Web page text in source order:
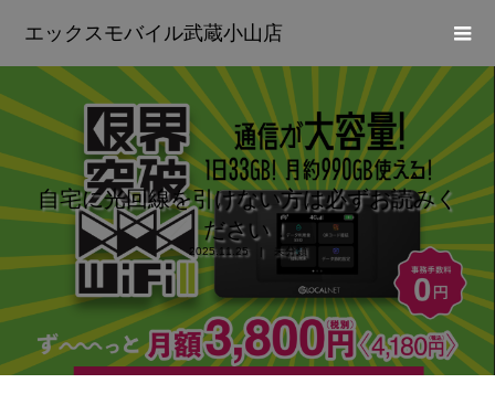
エックスモバイル武蔵小山店
自宅に光回線を引けない方は必ずお読みく
ださい！
2025.11.25 未分類